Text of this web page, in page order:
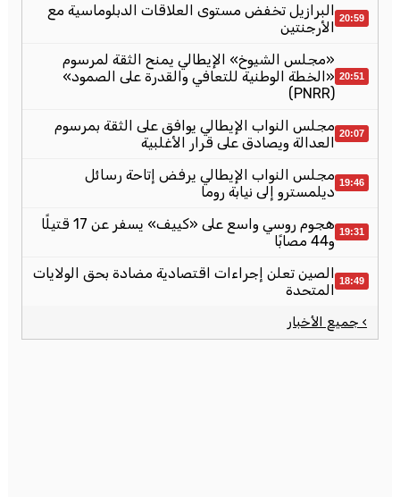
20:59 البرازيل تخفض مستوى العلاقات الدبلوماسية مع
الأرجنتين
20:51
«مجلس الشيوخ» الإيطالي يمنح الثقة لمرسوم
«الخطة الوطنية للتعافي والقدرة على الصمود»
(PNRR)
20:07 مجلس النواب الإيطالي يوافق على الثقة بمرسوم
العدالة ويصادق على قرار الأغلبية
19:46 مجلس النواب الإيطالي يرفض إتاحة رسائل
ديلمسترو إلى نيابة روما
19:31
هجوم روسي واسع على «كييف» يسفر عن 17 قتيلًا
و44 مصابًا
18:49 الصين تعلن إجراءات اقتصادية مضادة بحق الولايات
المتحدة
› جميع الأخبار